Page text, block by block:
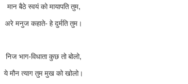
मान बैठे स्वयं को मायापति तुम,
अरे मनुज कहाते- हे दुर्मति तुम।
निज भाग-विधाता कुछ तो बोलो,
ये मौन त्याग तुम मुख को खोलो।